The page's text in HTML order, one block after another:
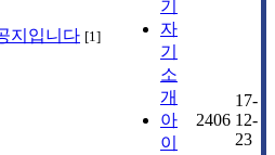
지입니다 [1]
기
자
기
소
개
아
이
2406
17-
12-
23